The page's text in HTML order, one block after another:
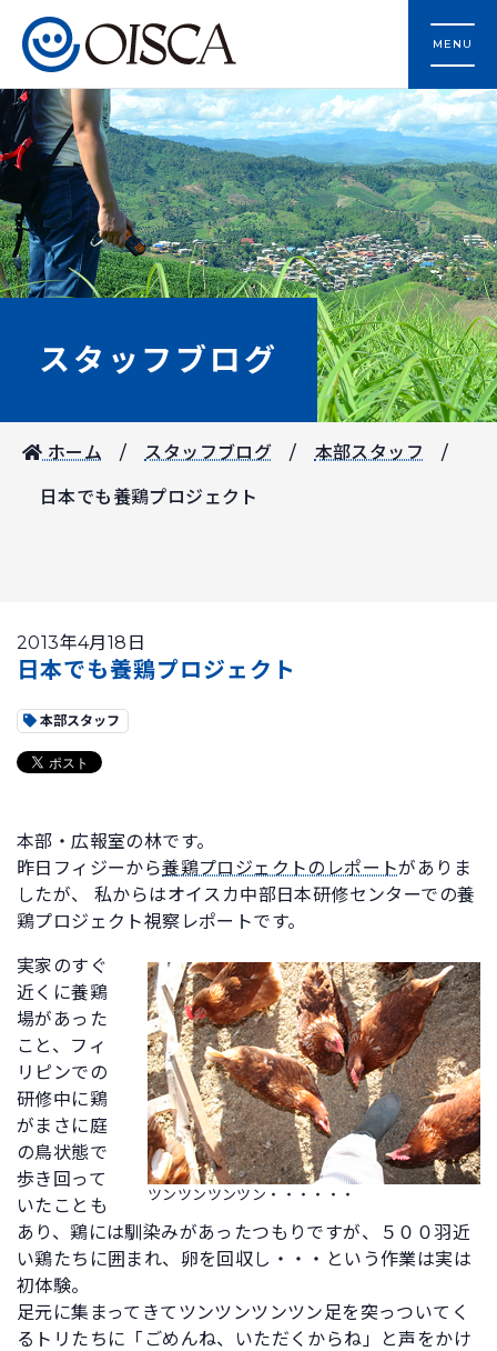
MENU
スタッフブログ
ホーム スタッフブログ 本部スタッフ
日本でも養鶏プロジェクト
2013年4月18日
日本でも養鶏プロジェクト
本部スタッフ
本部・広報室の林です。
昨日フィジーから養鶏プロジェクトのレポートがありま
したが、 私からはオイスカ中部日本研修センターでの養
鶏プロジェクト視察レポートです。
ツンツンツンツン・・・・・・
実家のすぐ
近くに養鶏
場があった
こと、フィ
リピンでの
研修中に鶏
がまさに庭
の鳥状態で
歩き回って
いたことも
あり、鶏には馴染みがあったつもりですが、５００羽近
い鶏たちに囲まれ、卵を回収し・・・という作業は実は
初体験。
足元に集まってきてツンツンツンツン足を突っついてく
るトリたちに「ごめんね、いただくからね」と声をかけ